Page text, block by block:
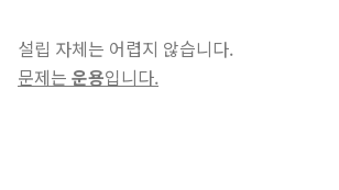
설립 자체는 어렵지 않습니다.
문제는 운용입니다.